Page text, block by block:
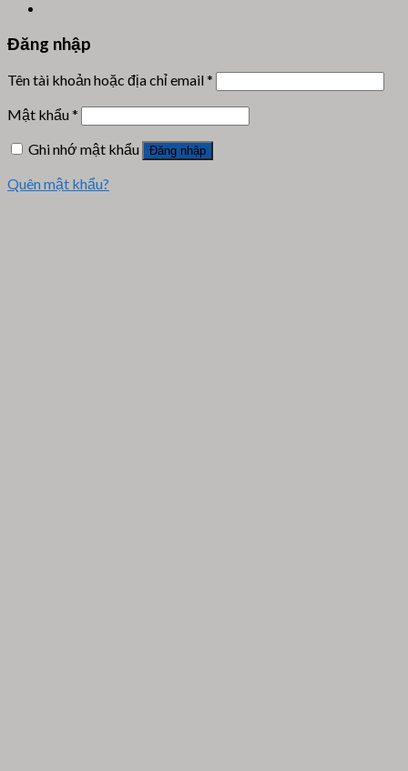
Đăng nhập
Tên tài khoản hoặc địa chỉ email*
Mật khẩu*
Ghi nhớ mật khẩu
Đăng nhập
Quên mật khẩu?